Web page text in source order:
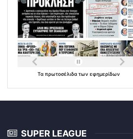
Τα πρωτοσέλιδα των εφημερίδων
SUPER LEAGUE